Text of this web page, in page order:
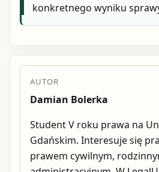
konkretnego wyniku
AUTOR
Damian Bolerka
Student V roku prawa na
Gdańskim. Interesuje się
prawem cywilnym,